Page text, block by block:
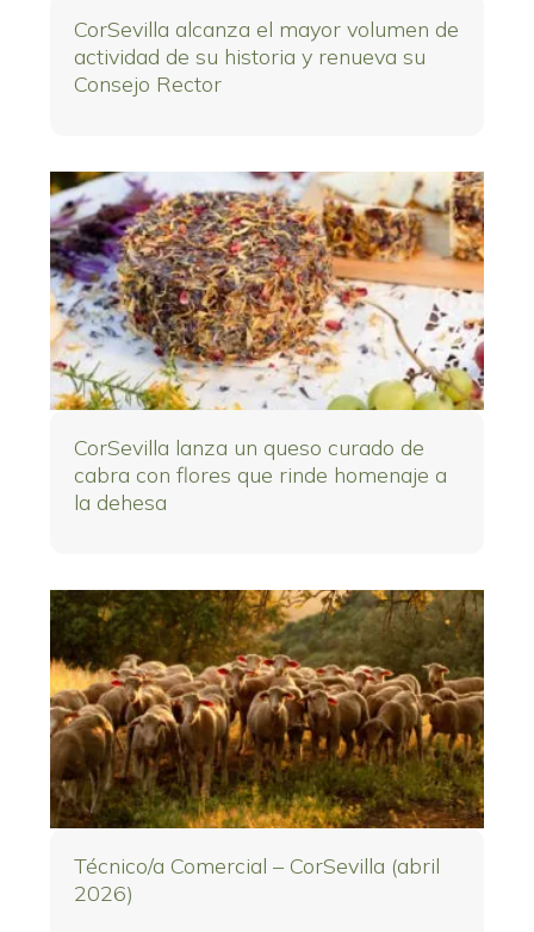
CorSevilla alcanza el mayor volumen de
actividad de su historia y renueva su
Consejo Rector
CorSevilla lanza un queso curado de
cabra con flores que rinde homenaje a
la dehesa
Técnico/a Comercial – CorSevilla (abril
2026)